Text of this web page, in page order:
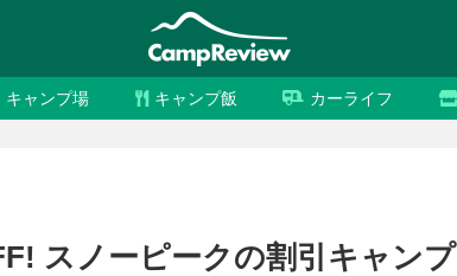
キャンプ場 キャンプ飯 カーライフ
スノーピークの割引キャンプ